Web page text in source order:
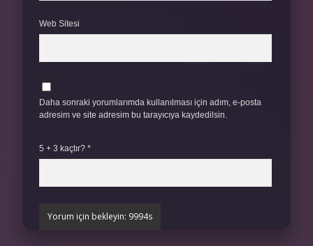
Web Sitesi
Daha sonraki yorumlarımda kullanılması için adım, e-posta
adresim ve site adresim bu tarayıcıya kaydedilsin.
5 + 3 kaçtır? *